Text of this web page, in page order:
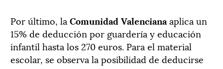
Por último, la Comunidad Valenciana aplica un
15% de deducción por guardería y educación
infantil hasta los 270 euros. Para el material
escolar, se observa la posibilidad de deducirse